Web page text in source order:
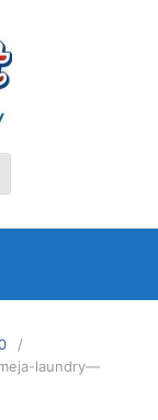
laundry—